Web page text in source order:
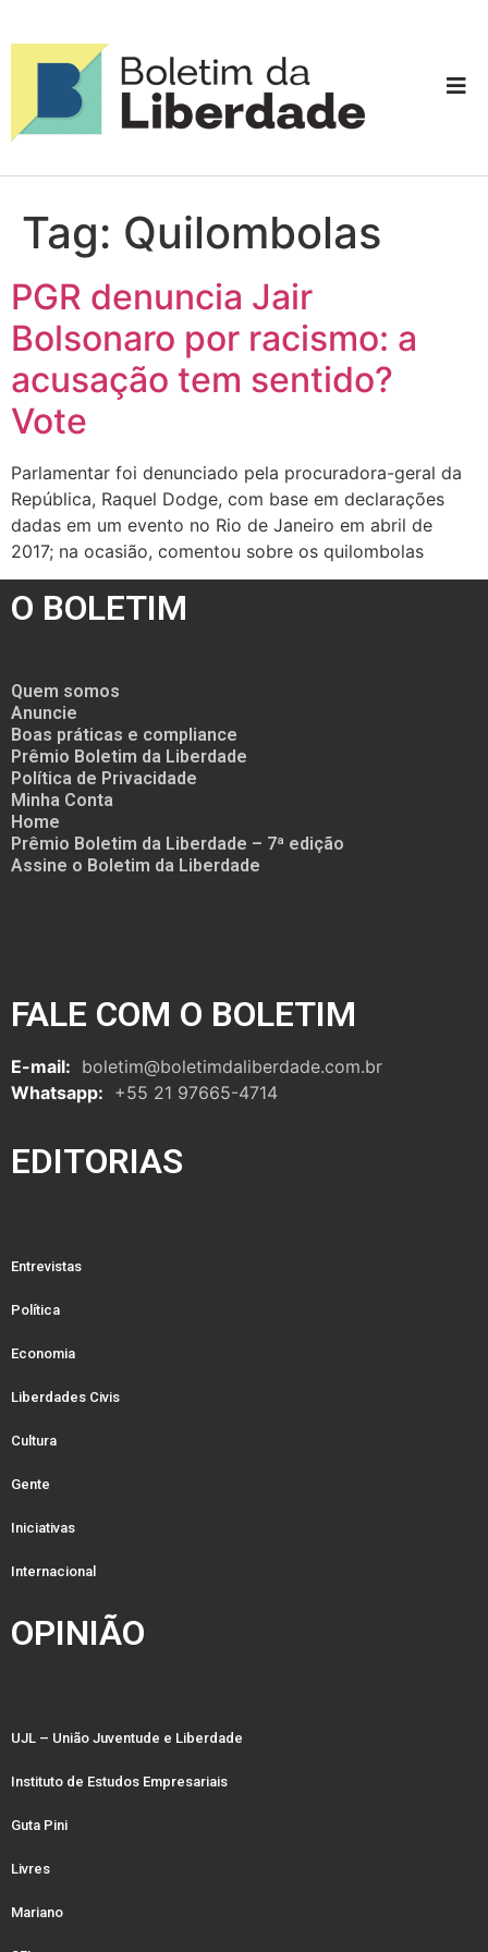
Tag: Quilombolas
PGR denuncia Jair
Bolsonaro por racismo: a
acusação tem sentido?
Vote
Parlamentar foi denunciado pela procuradora-geral da
República, Raquel Dodge, com base em declarações
dadas em um evento no Rio de Janeiro em abril de
2017; na ocasião, comentou sobre os quilombolas
O BOLETIM
Quem somos
Anuncie
Boas práticas e compliance
Prêmio Boletim da Liberdade
Política de Privacidade
Minha Conta
Home
Prêmio Boletim da Liberdade – 7ª edição
Assine o Boletim da Liberdade
FALE COM O BOLETIM
E-mail: boletim@boletimdaliberdade.com.br
Whatsapp: +55 21 97665-4714
EDITORIAS
Entrevistas
Política
Economia
Liberdades Civis
Cultura
Gente
Iniciativas
Internacional
OPINIÃO
UJL – União Juventude e Liberdade
Instituto de Estudos Empresariais
Guta Pini
Livres
Mariano